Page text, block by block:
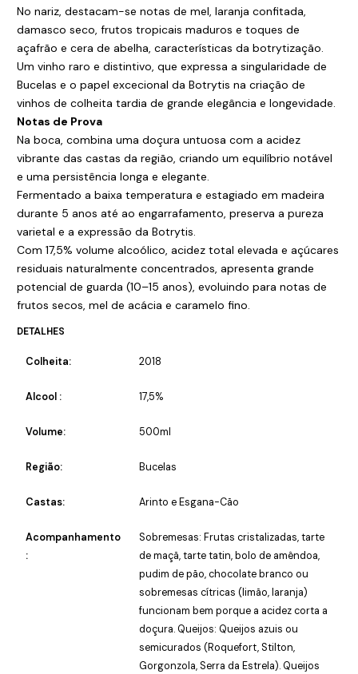
No nariz, destacam-se notas de mel, laranja confitada,
damasco seco, frutos tropicais maduros e toques de
açafrão e cera de abelha, características da botrytização.
Um vinho raro e distintivo, que expressa a singularidade de
Bucelas e o papel excecional da Botrytis na criação de
vinhos de colheita tardia de grande elegância e longevidade.
Notas de Prova
Na boca, combina uma doçura untuosa com a acidez
vibrante das castas da região, criando um equilíbrio notável
e uma persistência longa e elegante.
Fermentado a baixa temperatura e estagiado em madeira
durante 5 anos até ao engarrafamento, preserva a pureza
varietal e a expressão da Botrytis.
Com 17,5% volume alcoólico, acidez total elevada e açúcares
residuais naturalmente concentrados, apresenta grande
potencial de guarda (10–15 anos), evoluindo para notas de
frutos secos, mel de acácia e caramelo fino.
DETALHES
Colheita: 2018
Alcool : 17,5%
Volume: 500ml
Região: Bucelas
Castas: Arinto e Esgana-Cão
Acompanhamento
:
Sobremesas: Frutas cristalizadas, tarte
de maçã, tarte tatin, bolo de amêndoa,
pudim de pão, chocolate branco ou
sobremesas cítricas (limão, laranja)
funcionam bem porque a acidez corta a
doçura. Queijos: Queijos azuis ou
semicurados (Roquefort, Stilton,
Gorgonzola, Serra da Estrela). Queijos